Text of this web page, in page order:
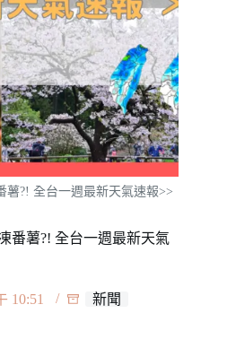
薯?! 全台一週最新天氣速報>>
番薯?! 全台一週最新天氣
10:51 新聞